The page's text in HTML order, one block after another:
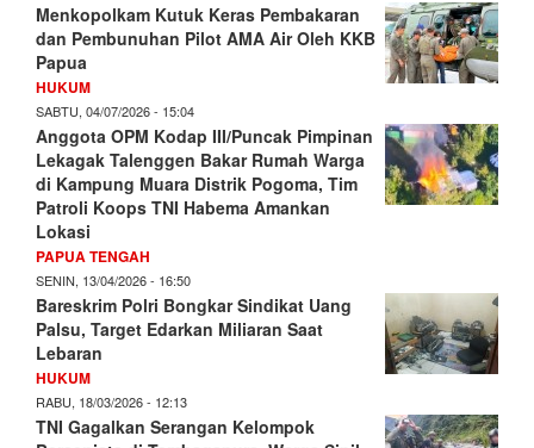
Menkopolkam Kutuk Keras Pembakaran
dan Pembunuhan Pilot AMA Air Oleh KKB
Papua
HUKUM
SABTU, 04/07/2026 - 15:04
Anggota OPM Kodap III/Puncak Pimpinan
Lekagak Talenggen Bakar Rumah Warga
di Kampung Muara Distrik Pogoma, Tim
Patroli Koops TNI Habema Amankan
Lokasi
PAPUA TENGAH
SENIN, 13/04/2026 - 16:50
Bareskrim Polri Bongkar Sindikat Uang
Palsu, Target Edarkan Miliaran Saat
Lebaran
HUKUM
RABU, 18/03/2026 - 12:13
TNI Gagalkan Serangan Kelompok